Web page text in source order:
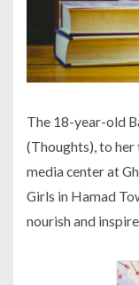
The 18-year-old
(Thoughts), to her
media center at
Girls in Hamad
nourish and